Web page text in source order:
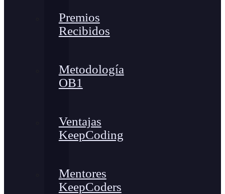
Premios
Recibidos
Metodología
OB1
Ventajas
KeepCoding
Mentores
KeepCoders